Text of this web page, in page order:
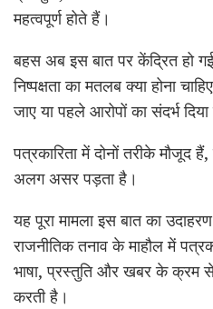
महत्वपूर्ण होते हैं।
बहस अब इस बात पर केंद्रित हो गई
निष्पक्षता का मतलब क्या होना
जाए या पहले आरोपों का संदर्भ
पत्रकारिता में दोनों तरीके मौजूद
अलग असर पड़ता है।
यह पूरा मामला इस बात का
राजनीतिक तनाव के माहौल में
भाषा, प्रस्तुति और खबर के क्रम से
करती है।